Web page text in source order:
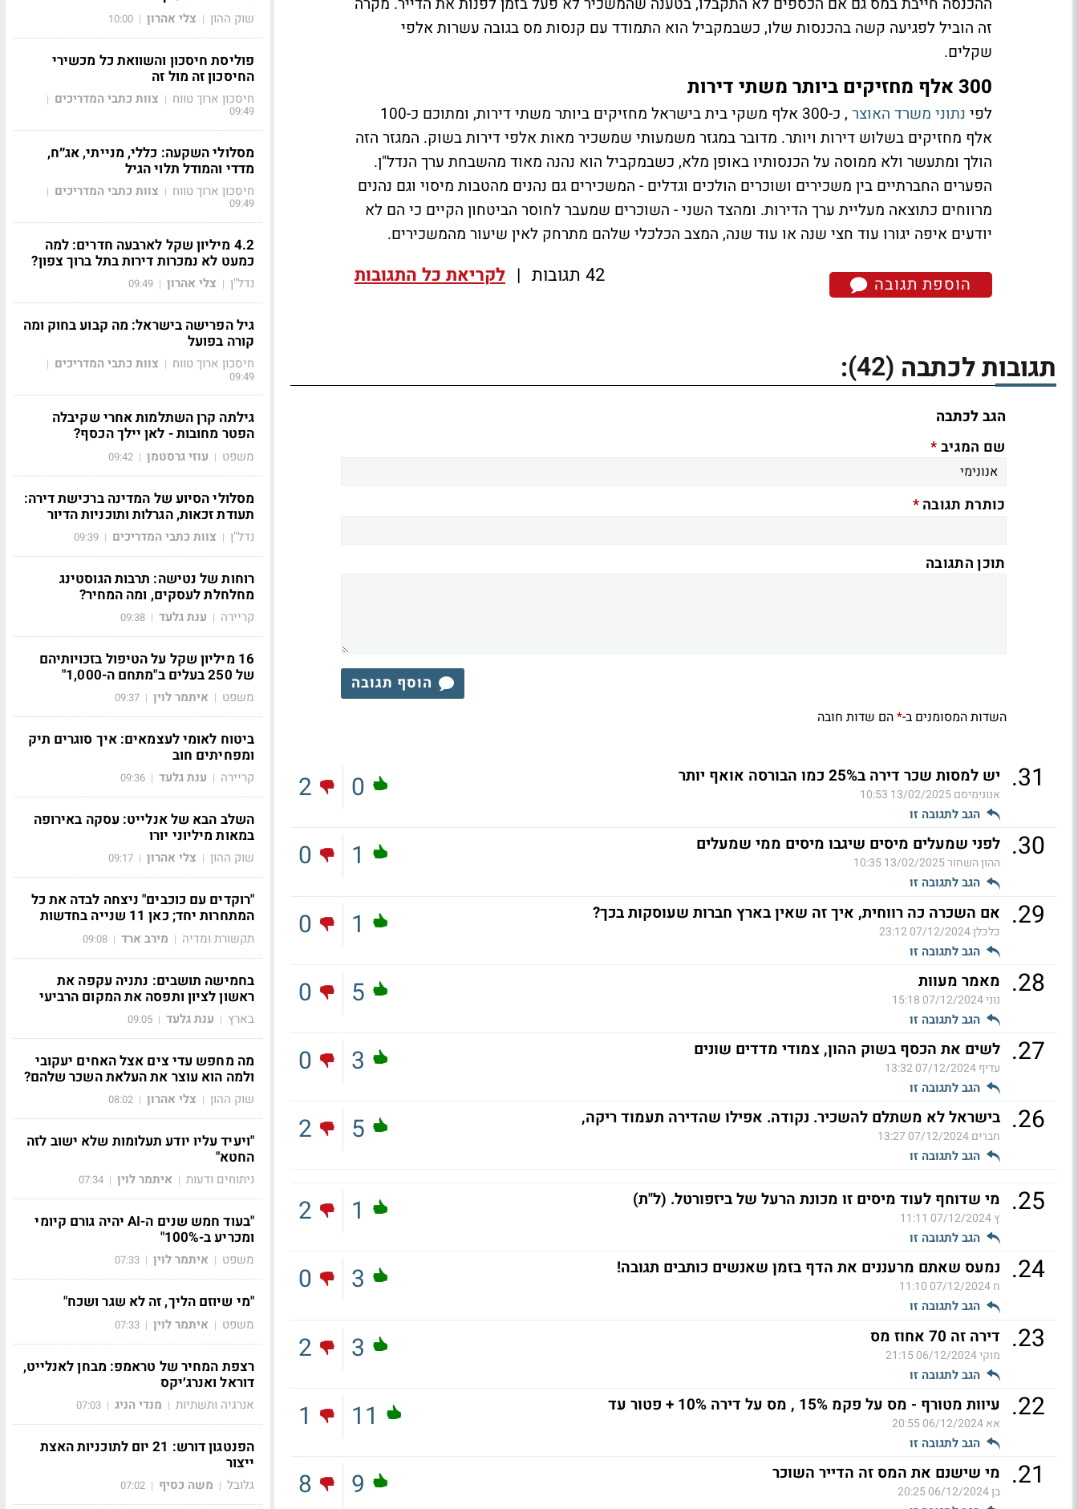
זה הוביל לפגיעה קשה בהכנסות שלו, כשבמקביל הוא התמודד עם קנסות מס בגובה עשרות אלפי
שקלים.
300 אלף מחזיקים ביותר משתי דירות
לפי נתוני משרד האוצר
, כ-300 אלף משקי בית בישראל מחזיקים ביותר משתי דירות, ומתוכם כ-100
אלף מחזיקים בשלוש דירות ויותר. מדובר במגזר משמעותי שמשכיר מאות אלפי דירות בשוק. המגזר הזה
הולך ומתעשר ולא ממוסה על הכנסותיו באופן מלא, כשבמקביל הוא נהנה מאוד מהשבחת ערך הנדל"ן.
הפערים החברתיים בין משכירים ושוכרים הולכים וגדלים - המשכירים גם נהנים מהטבות מיסוי וגם נהנים
מרווחים כתוצאה מעליית ערך הדירות. ומהצד השני - השוכרים שמעבר לחוסר הביטחון הקיים כי הם לא
יודעים איפה יגורו עוד חצי שנה או עוד שנה, המצב הכלכלי שלהם מתרחק לאין שיעור מהמשכירים.
הוספת תגובה 42 תגובות | לקריאת כל התגובות
תגובות לכתבה (42)
:
הגב לכתבה
שם המגיב*
כותרת תגובה*
תוכן התגובה
הוסף תגובה
השדות המסומנים ב-*הם שדות חובה
31
. יש למסות שכר דירה ב25% כמו הבורסה אואף יותר
אנונימיסם13/02/2025 10:53
הגב לתגובה זו
0
2
30
. לפני שמעלים מיסים שיגבו מיסים ממי שמעלים
ההון השחור13/02/2025 10:35
הגב לתגובה זו
1
0
29
. אם השכרה כה רווחית, איך זה שאין בארץ חברות שעוסקות בכך?
כלכלן07/12/2024 23:12
הגב לתגובה זו
1
0
28
. מאמר מעוות
נוני07/12/2024 15:18
הגב לתגובה זו
5
0
27
. לשים את הכסף בשוק ההון, צמודי מדדים שונים
עדיף07/12/2024 13:32
הגב לתגובה זו
3
0
26
. בישראל לא משתלם להשכיר. נקודה. אפילו שהדירה תעמוד ריקה,
חברים07/12/2024 13:27
הגב לתגובה זו
5
2
25
. מי שדוחף לעוד מיסים זו מכונת הרעל של ביזפורטל. (ל"ת)
ץ07/12/2024 11:11
הגב לתגובה זו
1
2
24
. נמעס שאתם מרעננים את הדף בזמן שאנשים כותבים תגובה!
ח07/12/2024 11:10
הגב לתגובה זו
3
0
23
. דירה זה 70 אחוז מס
מוקי06/12/2024 21:15
הגב לתגובה זו
3
2
22
. עיוות מטורף - מס על פקמ 15% , מס על דירה 10% + פטור עד
אא06/12/2024 20:55
הגב לתגובה זו
11
1
21
. מי שישנם את המס זה הדייר השוכר
בן06/12/2024 20:25
9
8
שוק ההון | צלי אהרון |
10:00
פוליסת חיסכון והשוואת כל מכשירי
החיסכון זה מול זה
חיסכון ארוך טווח | צוות כתבי המדריכים |
09:49
מסלולי השקעה: כללי, מנייתי, אג״ח,
מדדי והמודל תלוי הגיל
חיסכון ארוך טווח | צוות כתבי המדריכים |
09:49
4.2 מיליון שקל לארבעה חדרים: למה
כמעט לא נמכרות דירות בתל ברוך צפון?
נדל"ן | צלי אהרון |
09:49
גיל הפרישה בישראל: מה קבוע בחוק ומה
קורה בפועל
חיסכון ארוך טווח | צוות כתבי המדריכים |
09:49
גילתה קרן השתלמות אחרי שקיבלה
הפטר מחובות - לאן יילך הכסף?
משפט | עוזי גרסטמן |
09:42
מסלולי הסיוע של המדינה ברכישת דירה:
תעודת זכאות, הגרלות ותוכניות הדיור
נדל"ן | צוות כתבי המדריכים |
09:39
רוחות של נטישה: תרבות הגוסטינג
מחלחלת לעסקים, ומה המחיר?
קריירה | ענת גלעד |
09:38
16 מיליון שקל על הטיפול בזכויותיהם
של 250 בעלים ב"מתחם ה-1,000"
משפט | איתמר לוין |
09:37
ביטוח לאומי לעצמאים: איך סוגרים תיק
ומפחיתים חוב
קריירה | ענת גלעד |
09:36
השלב הבא של אנלייט: עסקה באירופה
במאות מיליוני יורו
שוק ההון | צלי אהרון |
09:17
"רוקדים עם כוכבים" ניצחה לבדה את כל
המתחרות יחד; כאן 11 שנייה בחדשות
תקשורת ומדיה | מירב ארד |
09:08
בחמישה תושבים: נתניה עקפה את
ראשון לציון ותפסה את המקום הרביעי
בארץ | ענת גלעד |
09:05
מה מחפש עדי צים אצל האחים יעקובי
ולמה הוא עוצר את העלאת השכר שלהם?
שוק ההון | צלי אהרון |
08:02
"ויעיד עליו יודע תעלומות שלא ישוב לזה
החטא"
ניתוחים ודעות | איתמר לוין |
07:34
"בעוד חמש שנים ה-AI יהיה גורם קיומי
ומכריע ב-100%"
משפט | איתמר לוין |
07:33
"מי שיוזם הליך, זה לא שגר ושכח"
משפט | איתמר לוין |
07:33
רצפת המחיר של טראמפ: מבחן לאנלייט,
דוראל ואנרג׳יקס
אנרגיה ותשתיות | מנדי הניג |
07:03
הפנטגון דורש: 21 יום לתוכניות האצת
ייצור
גלובל | משה כסיף |
07:02